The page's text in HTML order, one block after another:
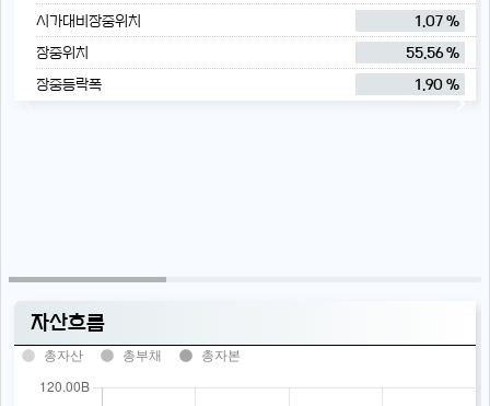
시가대비장중위치
1.07 %
장중위치
55.56 %
장중등락폭
1.90 %
자산흐름
총자산 총부채 총자본